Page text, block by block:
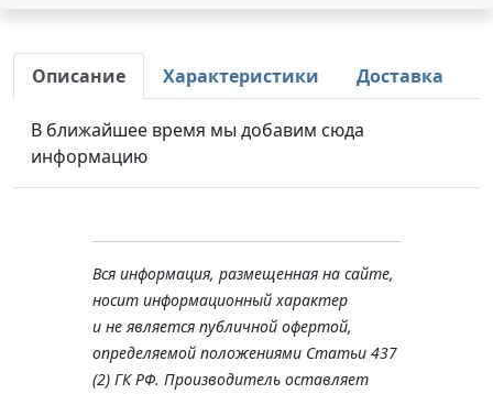
Описание Характеристики Доставка
В ближайшее время мы добавим сюда
информацию
Вся информация, размещенная на сайте,
носит информационный характер
и не является публичной офертой,
определяемой положениями Статьи 437
(2) ГК РФ. Производитель оставляет